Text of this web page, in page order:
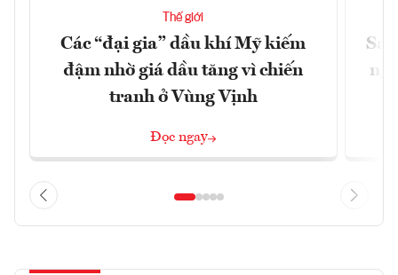
Thế giới
Các “đại gia” dầu khí Mỹ kiếm
đậm nhờ giá dầu tăng vì chiến
tranh ở Vùng Vịnh
Đọc ngay